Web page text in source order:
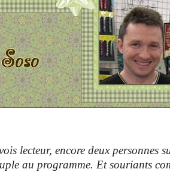
lecteur, encore deux personnes
au programme. Et souriants